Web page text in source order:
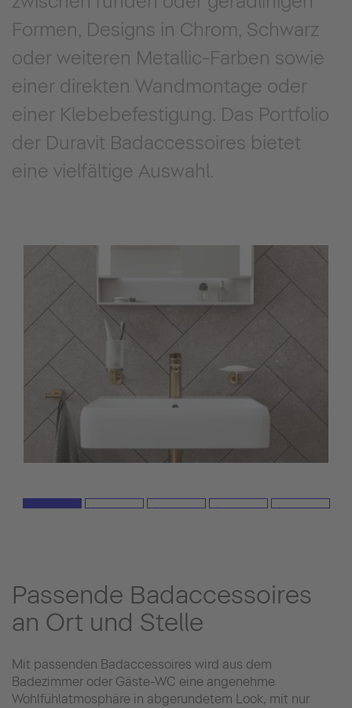
Formen, Designs in Chrom, Schwarz
oder weiteren Metallic-Farben sowie
einer direkten Wandmontage oder
einer Klebebefestigung. Das Portfolio
der Duravit Badaccessoires bietet
eine vielfältige Auswahl.
Passende Badaccessoires
an Ort und Stelle
Mit passenden Badaccessoires wird aus dem
Badezimmer oder Gäste-WC eine angenehme
Wohlfühlatmosphäre in abgerundetem Look, mit nur